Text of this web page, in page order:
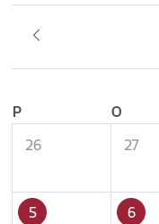
P O
26
27
5 6